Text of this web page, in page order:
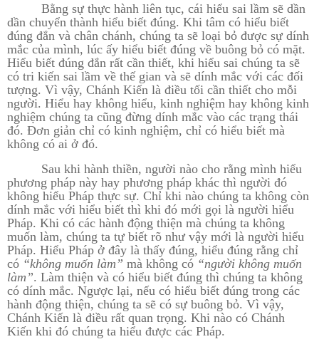
Bằng sự thực hành liên tục, cái hiểu sai lầm sẽ dần
dần chuyển thành hiểu biết đúng. Khi tâm có hiểu biết
đúng đắn và chân chánh, chúng ta sẽ loại bỏ được sự dính
mắc của mình, lúc ấy hiểu biết đúng về buông bỏ có mặt.
Hiểu biết đúng đắn rất cần thiết, khi hiểu sai chúng ta sẽ
có tri kiến sai lầm về thế gian và sẽ dính mắc với các đối
tượng. Vì vậy, Chánh Kiến là điều tối cần thiết cho mỗi
người. Hiểu hay không hiểu, kinh nghiệm hay không kinh
nghiệm chúng ta cũng đừng dính mắc vào các trạng thái
đó. Đơn giản chỉ có kinh nghiệm, chỉ có hiểu biết mà
không có ai ở đó.
Sau khi hành thiền, người nào cho rằng mình hiểu
phương pháp này hay phương pháp khác thì người đó
không hiểu Pháp thực sự. Chỉ khi nào chúng ta không còn
dính mắc với hiểu biết thì khi đó mới gọi là người hiểu
Pháp. Khi có các hành động thiện mà chúng ta không
muốn làm, chúng ta tự biết rõ như vậy mới là người hiểu
Pháp. Hiểu Pháp ở đây là thấy đúng, hiểu đúng rằng chỉ
có “không muốn làm” mà không có “người không muốn
làm”. Làm thiện và có hiểu biết đúng thì chúng ta không
có dính mắc. Ngược lại, nếu có hiểu biết đúng trong các
hành động thiện, chúng ta sẽ có sự buông bỏ. Vì vậy,
Chánh Kiến là điều rất quan trọng. Khi nào có Chánh
Kiến khi đó chúng ta hiểu được các Pháp.